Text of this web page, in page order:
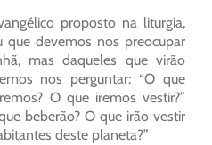
proposto na liturgia,
que devemos nos preocupar
mas daqueles que virão
nos perguntar: “O que
O que iremos vestir?”
beberão? O que irão vestir
deste planeta?”